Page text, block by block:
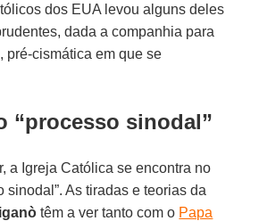
dos EUA levou alguns deles
dada a companhia para
cismática em que se
“processo sinodal”
a Igreja Católica se encontra no
sinodal”. As tiradas e teorias da
têm a ver tanto com o Papa